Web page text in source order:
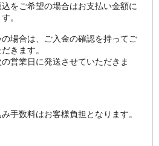
をご希望の場合はお支払い金額に
。
場合は、ご入金の確認を持ってご
きます。
営業日に発送させていただきま
手数料はお客様負担となります。